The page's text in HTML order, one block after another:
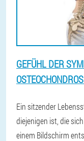
GEFÜHL DER
Ein sitzender
diejenigen ist, die
einem Bildschirm